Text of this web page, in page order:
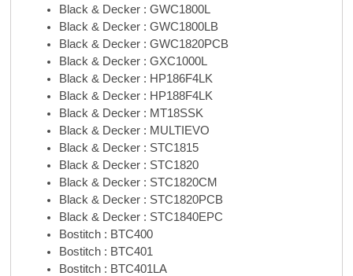
Black & Decker : GWC1800L
Black & Decker : GWC1800LB
Black & Decker : GWC1820PCB
Black & Decker : GXC1000L
Black & Decker : HP186F4LK
Black & Decker : HP188F4LK
Black & Decker : MT18SSK
Black & Decker : MULTIEVO
Black & Decker : STC1815
Black & Decker : STC1820
Black & Decker : STC1820CM
Black & Decker : STC1820PCB
Black & Decker : STC1840EPC
Bostitch : BTC400
Bostitch : BTC401
Bostitch : BTC401LA